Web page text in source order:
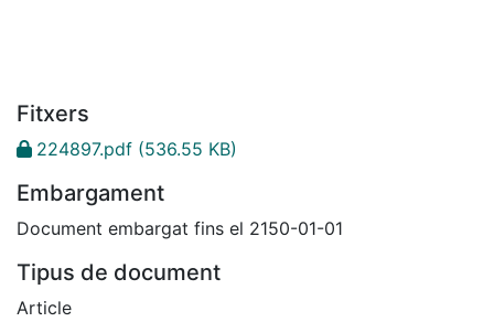
Fitxers
224897.pdf (536.55 KB)
Embargament
Document embargat fins el 2150-01-01
Tipus de document
Article